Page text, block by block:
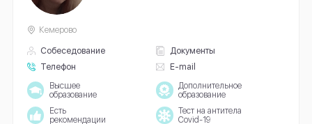
Собеседование
Документы
Телефон
E-mail
Кемерово
Высшее
образование
Дополнительное
образование
Есть
рекомендации
Тест на антитела
Covid-19